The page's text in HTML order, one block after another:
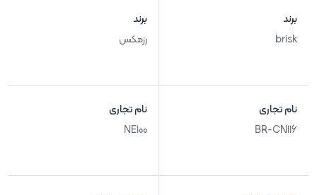
برند
brisk
نام تجاری
BR-CN116
برند
رزمکس
نام تجاری
NE100